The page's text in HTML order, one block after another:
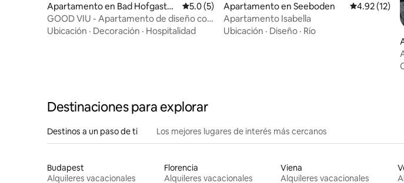
Apartamento en Bad Hofgastei
n
Calificación promedio: 5.0 de 5, 5 reseñas
5.0 (5)
GOOD VIU - Apartamento de diseño con
vistas panorámicas
Ubicación · Decoración · Hospitalidad
Apartamento en Seeboden Calificación
4.92 (12)
Apartamento Isabella
Ubicación · Diseño · Río
Destinaciones para explorar
Destinos a un paso de ti Los mejores lugares de interés más cercanos
Budapest
Alquileres vacacionales
Florencia
Alquileres vacacionales
Viena
Alquileres vacacionales